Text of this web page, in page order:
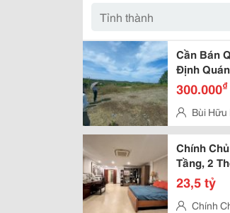
Cần Bán
Định
300.000₫
Bùi
Chính
Tầng, 2
23,5 tỷ
Chính